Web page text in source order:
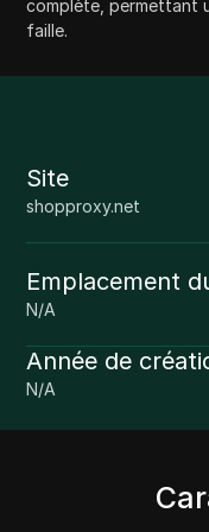
complète, permettant
faille.
Site
shopproxy.net
Emplacement
N/A
Année de
N/A